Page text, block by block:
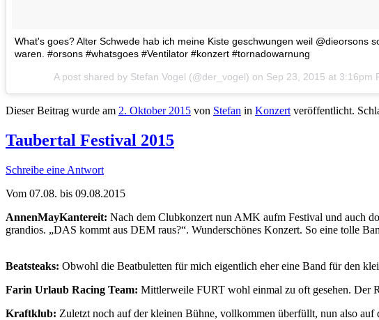
What's goes? Alter Schwede hab ich meine Kiste geschwungen weil @dieorsons
waren. #orsons #whatsgoes #Ventilator #konzert #tornadowarnung
A post shared by Stefan Vogel (@der_vogel) on Sep 23, 2015 at 3:16pm
Dieser Beitrag wurde am 2. Oktober 2015 von Stefan in Konzert veröffentlicht.
Taubertal Festival 2015
Schreibe eine Antwort
Vom 07.08. bis 09.08.2015
AnnenMayKantereit: Nach dem Clubkonzert nun AMK aufm Festival und auch
grandios. „DAS kommt aus DEM raus?“. Wunderschönes Konzert. So eine tolle
Beatsteaks: Obwohl die Beatbuletten für mich eigentlich eher eine Band für den
Farin Urlaub Racing Team: Mittlerweile FURT wohl einmal zu oft gesehen. Der
Kraftklub: Zuletzt noch auf der kleinen Bühne, vollkommen überfüllt, nun also